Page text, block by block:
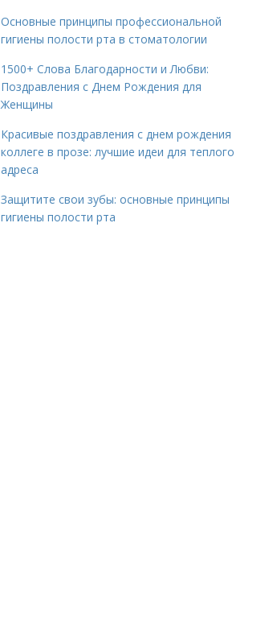
Основные принципы профессиональной
гигиены полости рта в стоматологии
1500+ Слова Благодарности и Любви:
Поздравления с Днем Рождения для
Женщины
Красивые поздравления с днем рождения
коллеге в прозе: лучшие идеи для теплого
адреса
Защитите свои зубы: основные принципы
гигиены полости рта